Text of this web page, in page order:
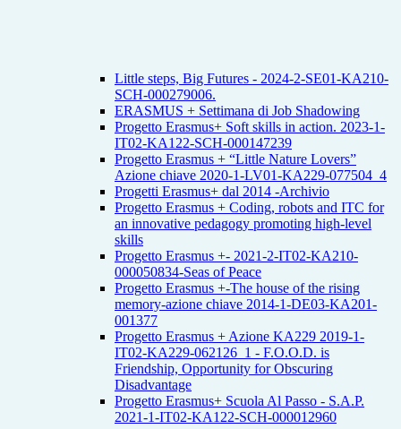
Little steps, Big Futures - 2024-2-SE01-KA210-
SCH-000279006.
ERASMUS + Settimana di Job Shadowing
Progetto Erasmus+ Soft skills in action. 2023-1-
IT02-KA122-SCH-000147239
Progetto Erasmus + “Little Nature Lovers”
Azione chiave 2020-1-LV01-KA229-077504_4
Progetti Erasmus+ dal 2014 -Archivio
Progetto Erasmus + Coding, robots and ITC for
an innovative pedagogy promoting high-level
skills
Progetto Erasmus +- 2021-2-IT02-KA210-
000050834-Seas of Peace
Progetto Erasmus +-The house of the rising
memory-azione chiave 2014-1-DE03-KA201-
001377
Progetto Erasmus + Azione KA229 2019-1-
IT02-KA229-062126_1 - F.O.O.D. is
Friendship, Opportunity for Obscuring
Disadvantage
Progetto Erasmus+ Scuola Al Passo - S.A.P.
2021-1-IT02-KA122-SCH-000012960